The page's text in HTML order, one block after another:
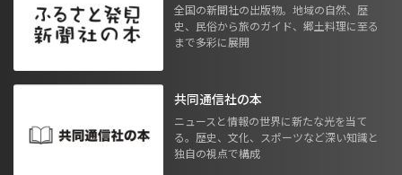
全国の新聞社の出版物。地域の自然、歴
史、民俗から旅のガイド、郷土料理に至る
まで多彩に展開
共同通信社の本
ニュースと情報の世界に新たな光を当て
る。歴史、文化、スポーツなど深い知識と
独自の視点で構成